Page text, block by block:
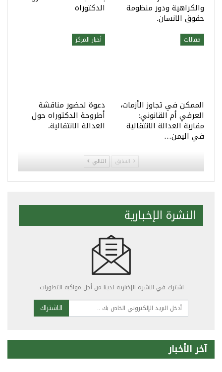
والكراهية ودور منظومة
حقوق الانسان.
الدكتوراه
مقالات
الممكن في تجاوز الأزمات،
العرفي أم القانوني:
مقاربة العدالة الانتقالية
في اليمن…
أخبار المركز
دعوة لحضور مناقشة
أطروحة الدكتوراه حول
العدالة الانتقالية.
السابق التالي
النشرة الإخبارية
اشترك في النشرة الإخبارية لدينا من أجل مواكبة التطورات.
الاشتراك
آخر الأخبار